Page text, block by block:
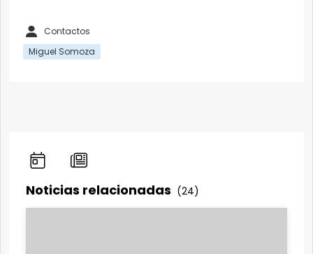
Contactos
Miguel Somoza
Noticias relacionadas (24)